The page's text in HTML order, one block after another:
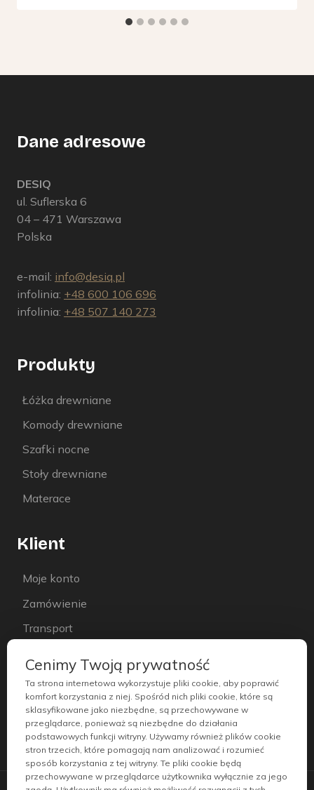
Dane adresowe
DESIQ
ul. Suflerska 6
04 – 471 Warszawa
Polska
e-mail: info@desiq.pl
infolinia: +48 600 106 696
infolinia: +48 507 140 273
Produkty
Łóżka drewniane
Komody drewniane
Szafki nocne
Stoły drewniane
Materace
Klient
Moje konto
Zamówienie
Transport
Regulamin
Polityka prywatności
Cenimy Twoją prywatność
Ta strona internetowa wykorzystuje pliki cookie, aby poprawić
komfort korzystania z niej. Spośród nich pliki cookie, które są
sklasyfikowane jako niezbędne, są przechowywane w
przeglądarce, ponieważ są niezbędne do działania
podstawowych funkcji witryny. Używamy również plików cookie
stron trzecich, które pomagają nam analizować i rozumieć
sposób korzystania z tej witryny. Te pliki cookie będą
przechowywane w przeglądarce użytkownika wyłącznie za jego